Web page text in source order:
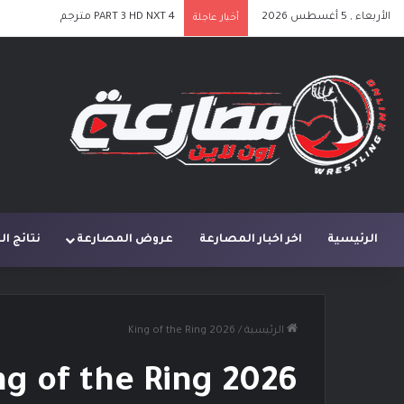
الأربعاء , 5 أغسطس 2026 أخبار عاجلة PART 3 HD NXT 4 مترجم
الرئيسية اخر اخبار المصارعة عروض المصارعة نتائج
الرئيسية /
King of the Ring 2026
of the Ring 2026